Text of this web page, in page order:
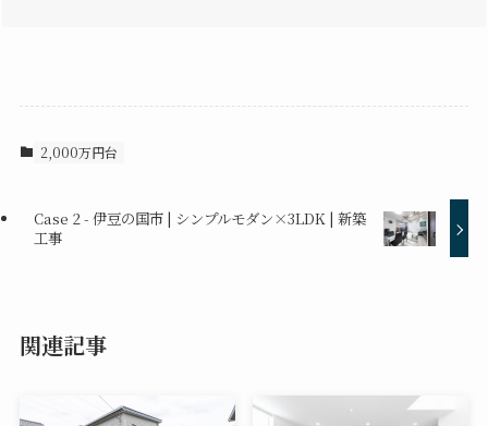
2,000万円台
Case 2 - 伊豆の国市 | シンプルモダン×3LDK | 新築
工事
関連記事